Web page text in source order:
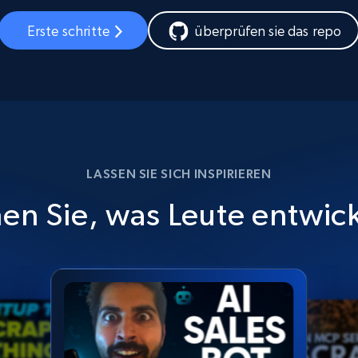
Erste schritte überprüfen sie das repo
LASSEN SIE SICH INSPIRIEREN
Sie, was Leute